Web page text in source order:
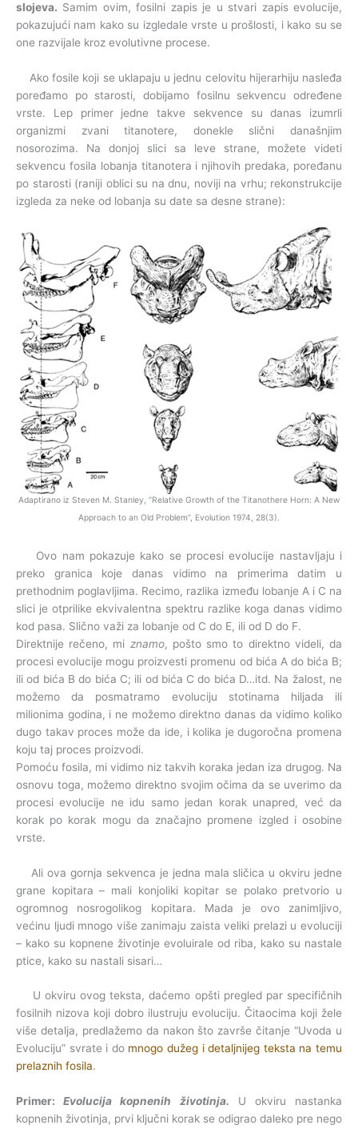
slojeva. Samim ovim, fosilni zapis je u stvari zapis evolucije,
pokazujući nam kako su izgledale vrste u prošlosti, i kako su se
one razvijale kroz evolutivne procese.
Ako fosile koji se uklapaju u jednu celovitu hijerarhiju nasleđa
poređamo po starosti, dobijamo fosilnu sekvencu određene
vrste. Lep primer jedne takve sekvence su danas izumrli
organizmi zvani titanotere, donekle slični današnjim
nosorozima. Na donjoj slici sa leve strane, možete videti
sekvencu fosila lobanja titanotera i njihovih predaka, poređanu
po starosti (raniji oblici su na dnu, noviji na vrhu; rekonstrukcije
izgleda za neke od lobanja su date sa desne strane):
Adaptirano iz Steven M. Stanley, “Relative Growth of the Titanothere Horn: A New
Approach to an Old Problem”, Evolution 1974, 28(3).
Ovo nam pokazuje kako se procesi evolucije nastavljaju i
preko granica koje danas vidimo na primerima datim u
prethodnim poglavljima. Recimo, razlika između lobanje A i C na
slici je otprilike ekvivalentna spektru razlike koga danas vidimo
kod pasa. Slično važi za lobanje od C do E, ili od D do F.
Direktnije rečeno, mi znamo, pošto smo to direktno videli, da
procesi evolucije mogu proizvesti promenu od bića A do bića B;
ili od bića B do bića C; ili od bića C do bića D…itd. Na žalost, ne
možemo da posmatramo evoluciju stotinama hiljada ili
milionima godina, i ne možemo direktno danas da vidimo koliko
dugo takav proces može da ide, i kolika je dugoročna promena
koju taj proces proizvodi.
Pomoću fosila, mi vidimo niz takvih koraka jedan iza drugog. Na
osnovu toga, možemo direktno svojim očima da se uverimo da
procesi evolucije ne idu samo jedan korak unapred, već da
korak po korak mogu da značajno promene izgled i osobine
vrste.
Ali ova gornja sekvenca je jedna mala sličica u okviru jedne
grane kopitara – mali konjoliki kopitar se polako pretvorio u
ogromnog nosrogolikog kopitara. Mada je ovo zanimljivo,
većinu ljudi mnogo više zanimaju zaista veliki prelazi u evoluciji
– kako su kopnene životinje evoluirale od riba, kako su nastale
ptice, kako su nastali sisari…
U okviru ovog teksta, daćemo opšti pregled par specifičnih
fosilnih nizova koji dobro ilustruju evoluciju. Čitaocima koji žele
više detalja, predlažemo da nakon što završe čitanje “Uvoda u
Evoluciju” svrate i do mnogo dužeg i detaljnijeg teksta na temu
prelaznih fosila.
Primer:Evolucija kopnenih životinja. U okviru nastanka
kopnenih životinja, prvi ključni korak se odigrao daleko pre nego